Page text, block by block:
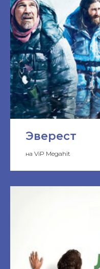
Эверест
на ViP Megahit